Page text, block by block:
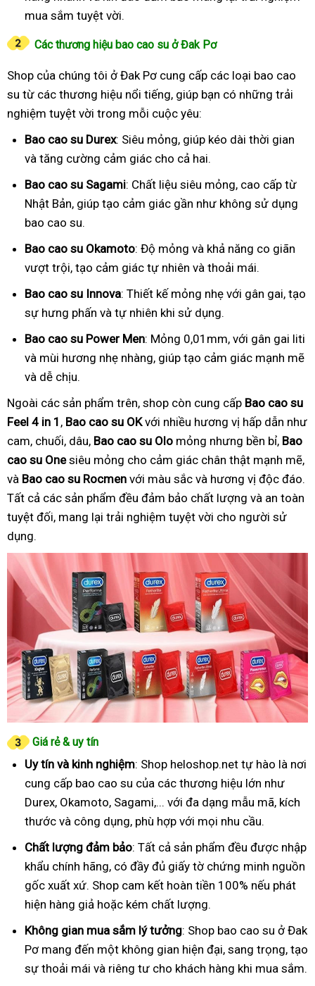
mua sắm tuyệt vời.
Các thương hiệu bao cao su ở Đak Pơ
Shop của chúng tôi ở Đak Pơ cung cấp các loại bao cao
su từ các thương hiệu nổi tiếng, giúp bạn có những trải
nghiệm tuyệt vời trong mỗi cuộc yêu:
Bao cao su Durex: Siêu mỏng, giúp kéo dài thời gian
và tăng cường cảm giác cho cả hai.
Bao cao su Sagami: Chất liệu siêu mỏng, cao cấp từ
Nhật Bản, giúp tạo cảm giác gần như không sử dụng
bao cao su.
Bao cao su Okamoto: Độ mỏng và khả năng co giãn
vượt trội, tạo cảm giác tự nhiên và thoải mái.
Bao cao su Innova: Thiết kế mỏng nhẹ với gân gai, tạo
sự hưng phấn và tự nhiên khi sử dụng.
Bao cao su Power Men: Mỏng 0,01mm, với gân gai liti
và mùi hương nhẹ nhàng, giúp tạo cảm giác mạnh mẽ
và dễ chịu.
Ngoài các sản phẩm trên, shop còn cung cấp Bao cao su
Feel 4 in 1 , Bao cao su OKvới nhiều hương vị hấp dẫn như
cam, chuối, dâu, Bao cao su Olo mỏng nhưng bền bỉ, Bao
cao su Onesiêu mỏng cho cảm giác chân thật mạnh mẽ,
và Bao cao su Rocmen với màu sắc và hương vị độc đáo.
Tất cả các sản phẩm đều đảm bảo chất lượng và an toàn
tuyệt đối, mang lại trải nghiệm tuyệt vời cho người sử
dụng.
Giá rẻ & uy tín
Uy tín và kinh nghiệm: Shop heloshop.net tự hào là nơi
cung cấp bao cao su của các thương hiệu lớn như
Durex, Okamoto, Sagami,... với đa dạng mẫu mã, kích
thước và công dụng, phù hợp với mọi nhu cầu.
Chất lượng đảm bảo: Tất cả sản phẩm đều được nhập
khẩu chính hãng, có đầy đủ giấy tờ chứng minh nguồn
gốc xuất xứ. Shop cam kết hoàn tiền 100% nếu phát
hiện hàng giả hoặc kém chất lượng.
Không gian mua sắm lý tưởng: Shop bao cao su ở Đak
Pơ mang đến một không gian hiện đại, sang trọng, tạo
sự thoải mái và riêng tư cho khách hàng khi mua sắm.